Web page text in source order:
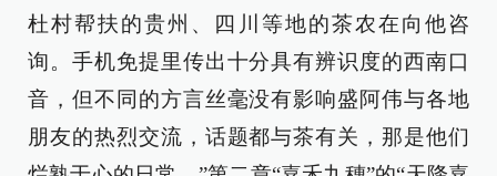
杜村帮扶的贵州、四川等地的茶农在向他咨
询。手机免提里传出十分具有辨识度的西南口
音，但不同的方言丝毫没有影响盛阿伟与各地
朋友的热烈交流，话题都与茶有关，那是他们